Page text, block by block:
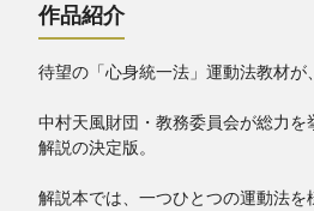
作品紹介
待望の「心身統一法」運動法教材が
中村天風財団・教務委員会が総力
解説の決定版。
解説本では、一つひとつの運動法を